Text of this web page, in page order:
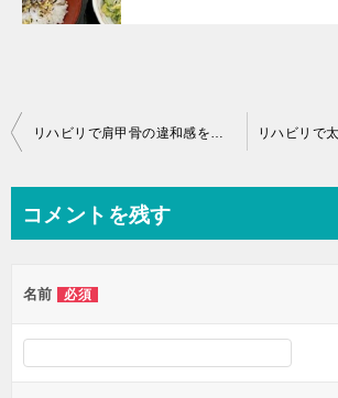
投
ビ
ー
シ
リハビリで肩甲骨の違和感を感じちゃった♪
コメントを残す
名前 必須